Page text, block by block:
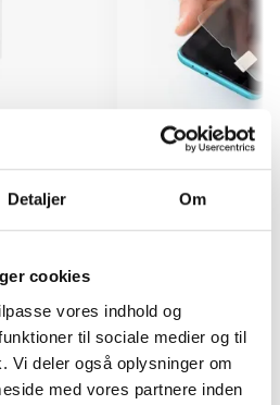
Detaljer Om
cookies
vores indhold og
til sociale medier og til
Vi deler også oplysninger om
med vores partnere inden
iPhone 14
Montering (OBS.
99 kr.